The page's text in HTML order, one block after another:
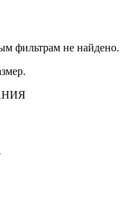
фильтрам не найдено.